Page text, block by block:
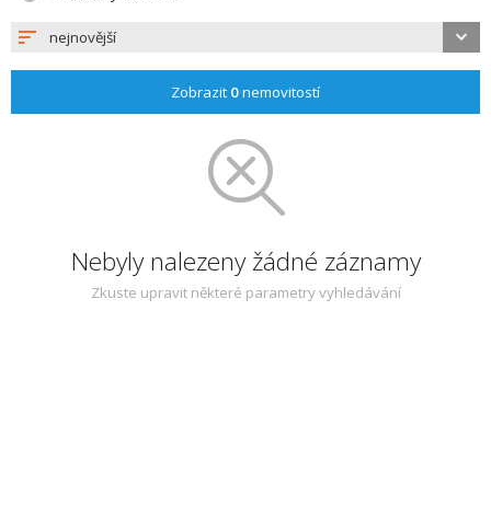
nejnovější
Zobrazit 0nemovitostí
Nebyly nalezeny žádné záznamy
Zkuste upravit některé parametry vyhledávání